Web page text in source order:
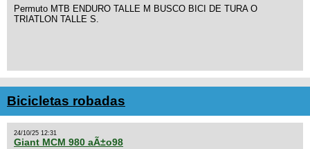
Permuto MTB ENDURO TALLE M BUSCO BICI DE TURA O
TRIATLON TALLE S.
Bicicletas robadas
24/10/25 12:31
Giant MCM 980 aÃ±o98